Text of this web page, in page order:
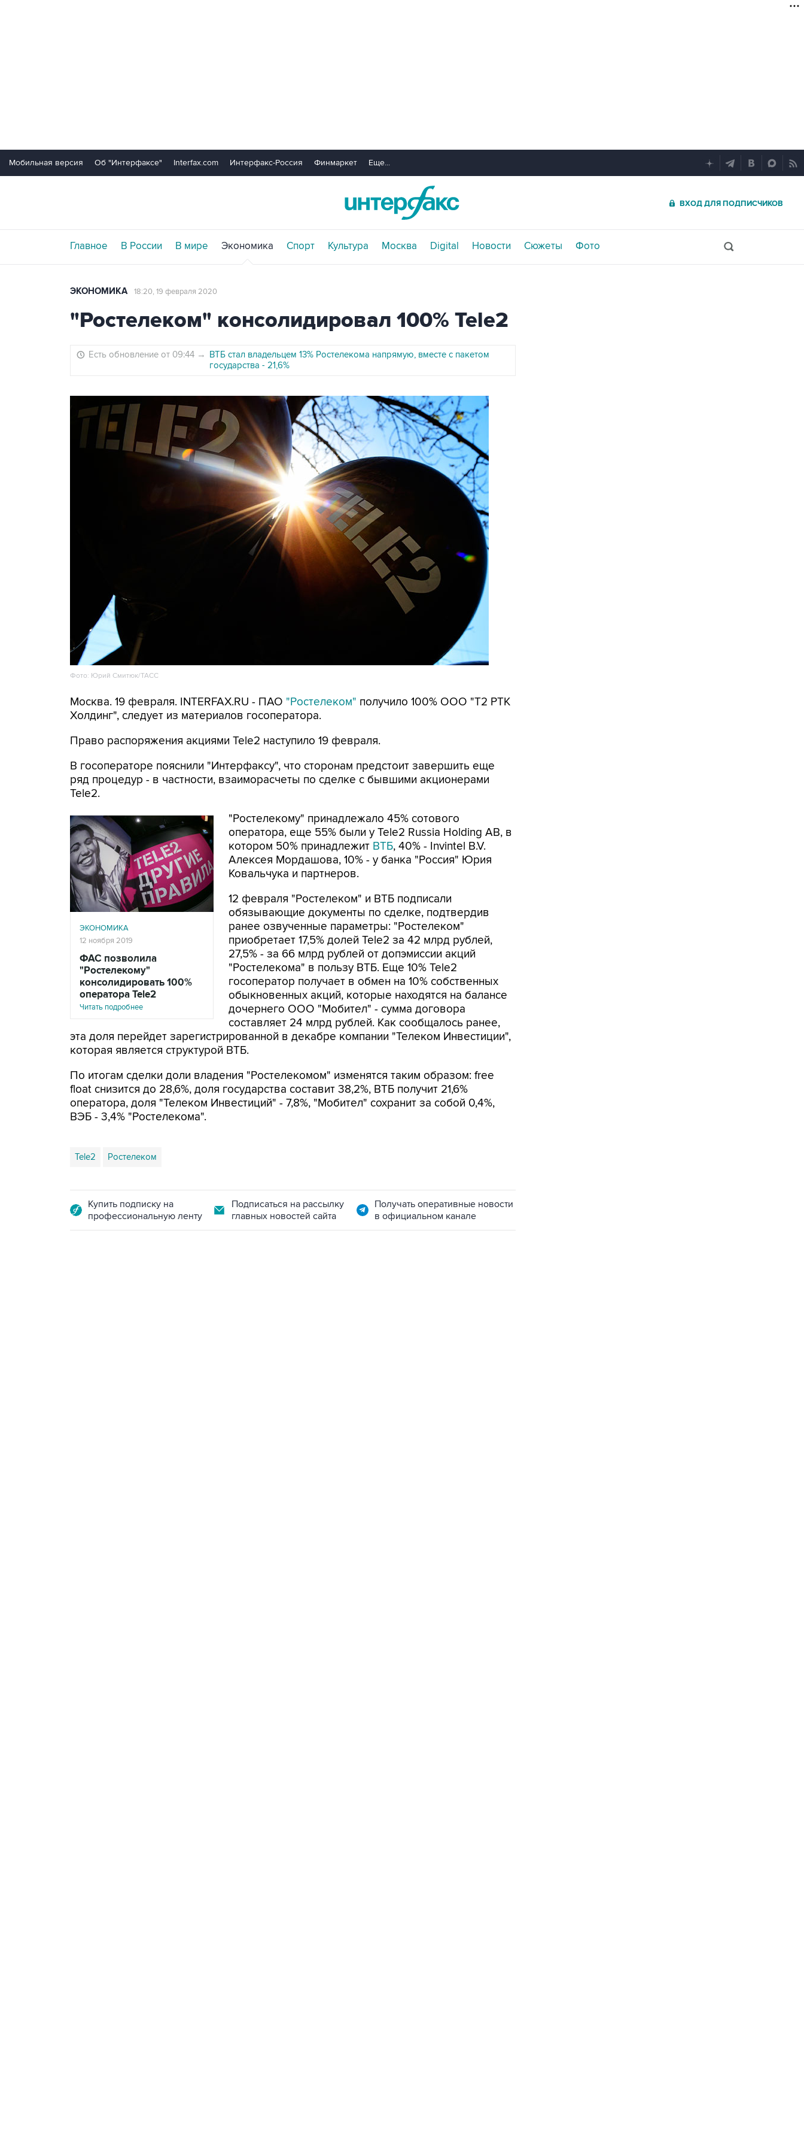
Мобильная версия Об "Интерфаксе" Interfax.com Интерфакс-Россия Финмаркет Еще...
ВХОД ДЛЯ ПОДПИСЧИКОВ
Главное В России В мире Экономика Спорт Культура Москва Digital Новости Сюжеты Фото
ЭКОНОМИКА 18:20, 19 февраля 2020
"Ростелеком" консолидировал 100% Tele2
Есть обновление от 09:44 → ВТБ стал владельцем 13% Ростелекома напрямую, вместе с пакетом
государства - 21,6%
Фото: Юрий Смитюк/ТАСС
Москва. 19 февраля. INTERFAX.RU - ПАО "Ростелеком" получило 100% ООО "Т2 РТК
Холдинг", следует из материалов госоператора.
Право распоряжения акциями Tele2 наступило 19 февраля.
В госоператоре пояснили "Интерфаксу", что сторонам предстоит завершить еще
ряд процедур - в частности, взаиморасчеты по сделке с бывшими акционерами
Tele2.
ЭКОНОМИКА
12 ноября 2019
ФАС позволила
"Ростелекому"
консолидировать 100%
оператора Tele2
Читать подробнее
"Ростелекому" принадлежало 45% сотового
оператора, еще 55% были у Tele2 Russia Holding AB, в
котором 50% принадлежит ВТБ, 40% - Invintel B.V.
Алексея Мордашова, 10% - у банка "Россия" Юрия
Ковальчука и партнеров.
12 февраля "Ростелеком" и ВТБ подписали
обязывающие документы по сделке, подтвердив
ранее озвученные параметры: "Ростелеком"
приобретает 17,5% долей Tele2 за 42 млрд рублей,
27,5% - за 66 млрд рублей от допэмиссии акций
"Ростелекома" в пользу ВТБ. Еще 10% Tele2
госоператор получает в обмен на 10% собственных
обыкновенных акций, которые находятся на балансе
дочернего ООО "Мобител" - сумма договора
составляет 24 млрд рублей. Как сообщалось ранее,
эта доля перейдет зарегистрированной в декабре компании "Телеком Инвестиции",
которая является структурой ВТБ.
По итогам сделки доли владения "Ростелекомом" изменятся таким образом: free
float снизится до 28,6%, доля государства составит 38,2%, ВТБ получит 21,6%
оператора, доля "Телеком Инвестиций" - 7,8%, "Мобител" сохранит за собой 0,4%,
ВЭБ - 3,4% "Ростелекома".
Tele2 Ростелеком
Купить подписку на
профессиональную ленту
Подписаться на рассылку
главных новостей сайта
Получать оперативные новости
в официальном канале